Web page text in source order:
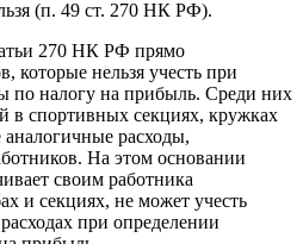
(п. 49 ст. 270 НК РФ).
270 НК РФ прямо
которые нельзя учесть при
по налогу на прибыль. Среди них
в спортивных секциях, кружках
расходы,
На этом основании
своим работника
и секциях, не может учесть
при определении